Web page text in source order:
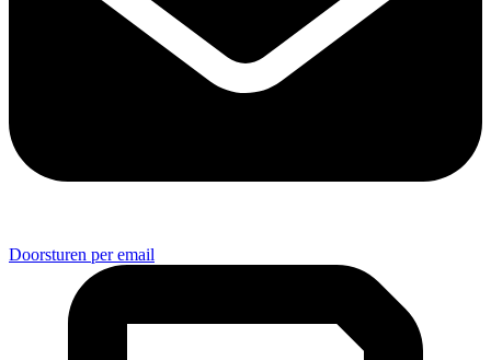
Doorsturen per email